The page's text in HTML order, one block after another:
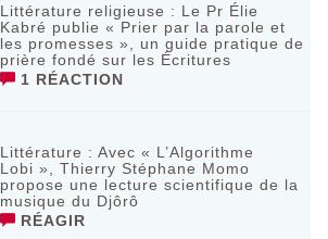
Littérature religieuse : Le Pr Élie
Kabré publie « Prier par la parole et
les promesses », un guide pratique de
prière fondé sur les Écritures
1 RÉACTION
Littérature : Avec « L’Algorithme
Lobi », Thierry Stéphane Momo
propose une lecture scientifique de la
musique du Djôrô
RÉAGIR